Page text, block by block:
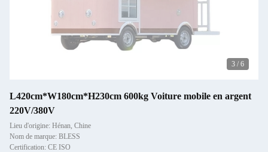
3 / 6
L420cm*W180cm*H230cm 600kg Voiture mobile en argent
220V/380V
Lieu d'origine: Hénan, Chine
Nom de marque: BLESS
Certification: CE ISO